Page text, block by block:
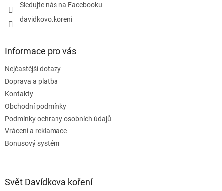
Sledujte nás na Facebooku
davidkovo.koreni
Informace pro vás
Nejčastější dotazy
Doprava a platba
Kontakty
Obchodní podmínky
Podmínky ochrany osobních údajů
Vrácení a reklamace
Bonusový systém
Svět Davídkova koření